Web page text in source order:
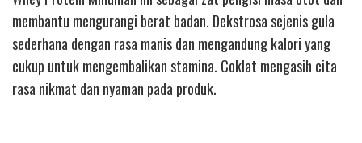
membantu mengurangi berat badan. Dekstrosa sejenis gula
sederhana dengan rasa manis dan mengandung kalori yang
cukup untuk mengembalikan stamina. Coklat mengasih cita
rasa nikmat dan nyaman pada produk.